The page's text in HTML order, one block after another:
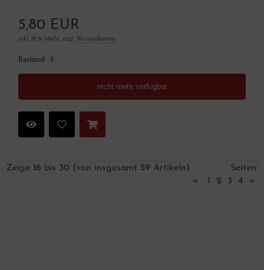
5,80 EUR
inkl. 19 % MwSt. zzgl. Versandkosten
Bestand: -2
nicht mehr verfügbar
Zeige 16 bis 30 (von insgesamt 59 Artikeln)
Seiten:
«
1 2 3 4 »